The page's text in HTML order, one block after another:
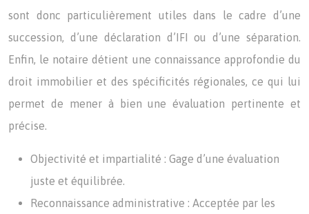
sont donc particulièrement utiles dans le cadre d’une
succession, d’une déclaration d’IFI ou d’une séparation.
Enfin, le notaire détient une connaissance approfondie du
droit immobilier et des spécificités régionales, ce qui lui
permet de mener à bien une évaluation pertinente et
précise.
Objectivité et impartialité : Gage d’une évaluation
juste et équilibrée.
Reconnaissance administrative : Acceptée par les